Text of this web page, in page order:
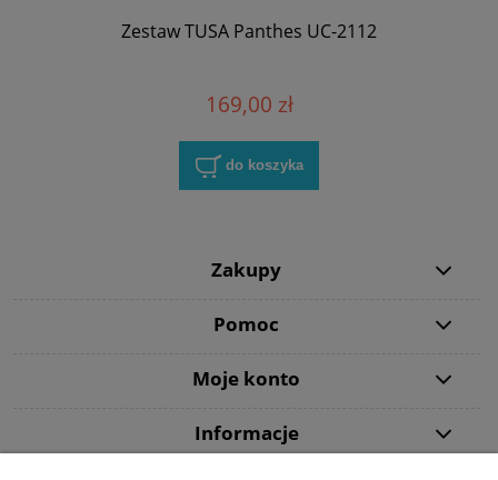
Zestaw TUSA Panthes UC-2112
169,00 zł
do koszyka
Zakupy
Pomoc
Moje konto
Informacje